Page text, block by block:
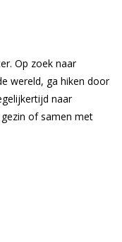
Op zoek naar
wereld, ga hiken door
naar
of samen met